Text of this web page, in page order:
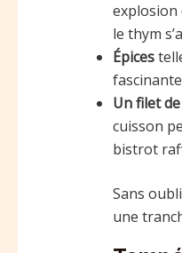
explosion
le thym
Épices
Un filet
cuisson
bistrot
Sans
une